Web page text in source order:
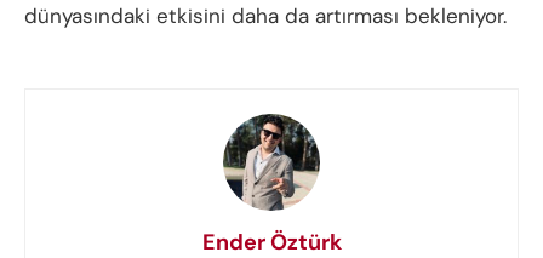
dünyasındaki etkisini daha da artırması bekleniyor.
Ender Öztürk